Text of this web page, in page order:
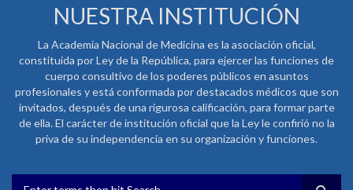
NUESTRA INSTITUCIÓN
La Academia Nacional de Medicina es la asociación oficial,
constituida por Ley de la República, para ejercer las funciones de
cuerpo consultivo de los poderes públicos en asuntos
profesionales y está conformada por destacados médicos que son
invitados, después de una rigurosa calificación, para formar parte
de ella. El carácter de institución oficial que la Ley le confirió no la
priva de su independencia en su organización y funciones.